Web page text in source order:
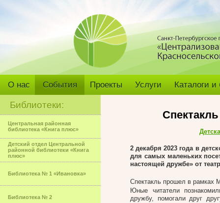
О нас События Проекты Услуги Каталоги
Библиотеки:
Центральная районная
библиотека «Книга плюс»
Детский отдел Центральной
районной библиотеки «Книга
плюс»
Библиотека № 1 «Ивановка»
Библиотека № 2
2 декабря 2023 года в
для самых маленьких
настоящей дружбе» от
Спектакль прошел в рамках
Юные читатели
дружбу, помогали друг